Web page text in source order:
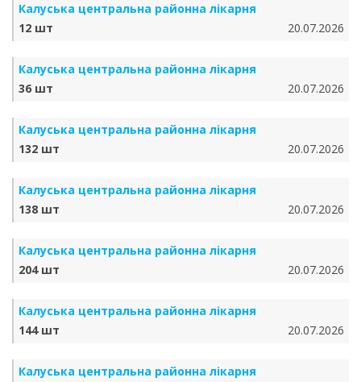
Калуська центральна районна лікарня
12 шт
20.07.2026
Калуська центральна районна лікарня
36 шт
20.07.2026
Калуська центральна районна лікарня
132 шт
20.07.2026
Калуська центральна районна лікарня
138 шт
20.07.2026
Калуська центральна районна лікарня
204 шт
20.07.2026
Калуська центральна районна лікарня
144 шт
20.07.2026
Калуська центральна районна лікарня